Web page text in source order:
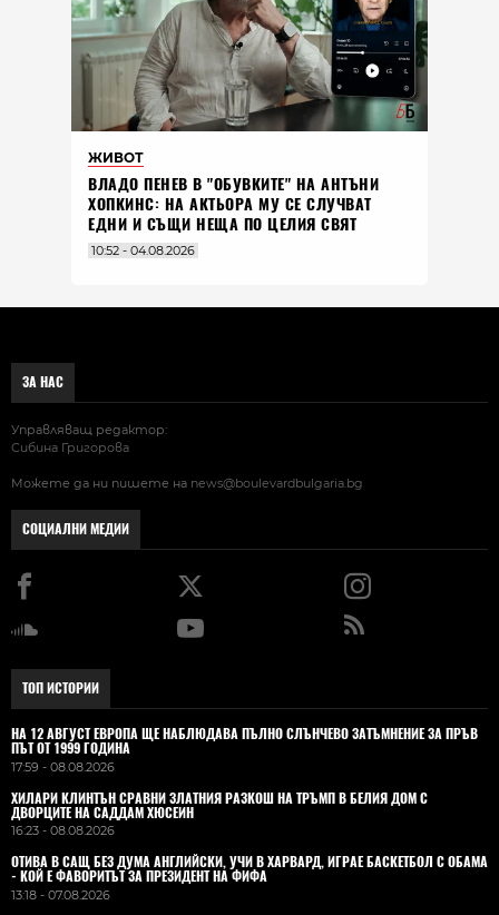
ЖИВОТ
ВЛАДO ПЕНЕВ В "ОБУВКИТЕ" НА АНТЪНИ
ХОПКИНС: НА АКТЬОРА МУ СЕ СЛУЧВАТ
ЕДНИ И СЪЩИ НЕЩА ПО ЦЕЛИЯ СВЯТ
10:52 - 04.08.2026
ЗА НАС
Управляващ редактор:
Сибина Григорова
Можете да ни пишете на news@boulevardbulgaria.bg
СОЦИАЛНИ МЕДИИ
ТОП ИСТОРИИ
НА 12 АВГУСТ ЕВРОПА ЩЕ НАБЛЮДАВА ПЪЛНО СЛЪНЧЕВО ЗАТЪМНЕНИЕ ЗА ПРЪВ
ПЪТ ОТ 1999 ГОДИНА
17:59 - 08.08.2026
ХИЛАРИ КЛИНТЪН СРАВНИ ЗЛАТНИЯ РАЗКОШ НА ТРЪМП В БЕЛИЯ ДОМ С
ДВОРЦИТЕ НА САДДАМ ХЮСЕИН
16:23 - 08.08.2026
ОТИВА В САЩ БЕЗ ДУМА АНГЛИЙСКИ, УЧИ В ХАРВАРД, ИГРАЕ БАСКЕТБОЛ С ОБАМА
- КОЙ Е ФАВОРИТЪТ ЗА ПРЕЗИДЕНТ НА ФИФА
13:18 - 07.08.2026